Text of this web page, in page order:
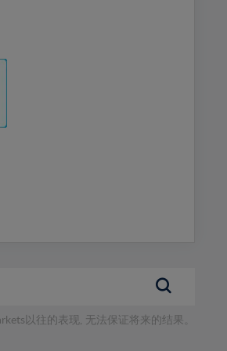
以往的表现, 无法保证将来的结果。